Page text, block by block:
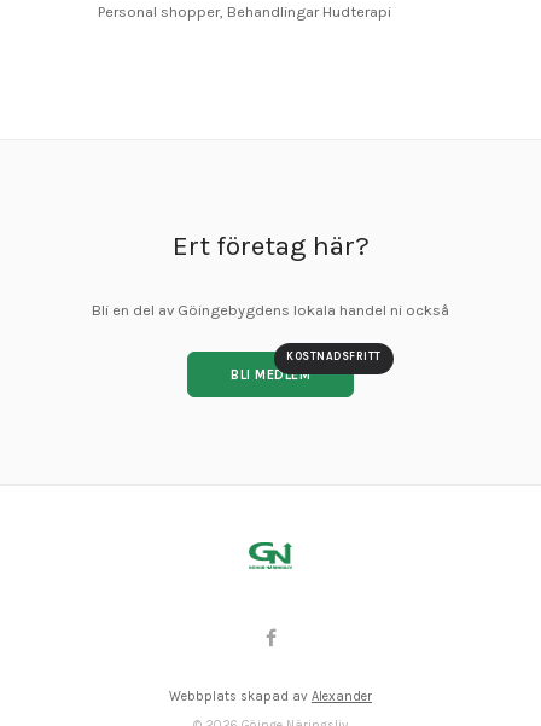
Personal shopper, Behandlingar Hudterapi
Ert företag här?
Bli en del av Göingebygdens lokala handel ni också
BLI MEDLEM
KOSTNADSFRITT
Webbplats skapad av Alexander